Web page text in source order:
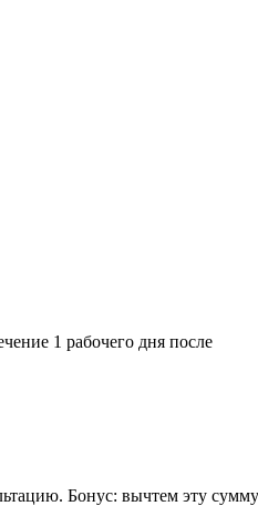
1 рабочего дня после
Бонус: вычтем эту сумму